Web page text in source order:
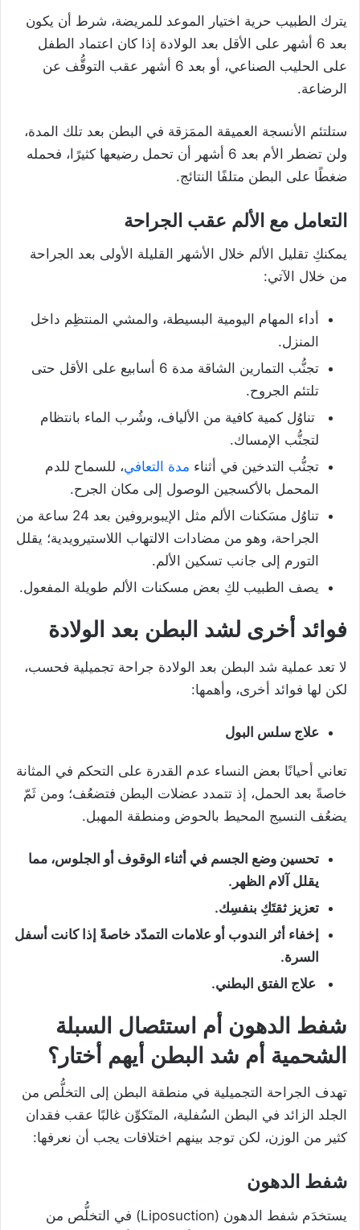
يترك الطبيب حرية اختيار الموعد للمريضة، شرط أن يكون
بعد 6 أشهر على الأقل بعد الولادة إذا كان اعتماد الطفل
على الحليب الصناعي، أو بعد 6 أشهر عقب التوقُّف عن
الرضاعة.
ستلتئم الأنسجة العميقة الممَزقة في البطن بعد تلك المدة،
ولن تضطر الأم بعد 6 أشهر أن تحمل رضيعها كثيرًا، فحمله
ضغطًا على البطن متلفًا النتائج.
التعامل مع الألم عقب الجراحة
يمكنكِ تقليل الألم خلال الأشهر القليلة الأولى بعد الجراحة
من خلال الآتي:
أداء المهام اليومية البسيطة، والمشي المنتظِم داخل
المنزل.
تجنُّب التمارين الشاقة مدة 6 أسابيع على الأقل حتى
تلتئم الجروح.
تناوُل كمية كافية من الألياف، وشُرب الماء بانتظام
لتجنُّب الإمساك.
تجنُّب التدخين في أثناء مدة التعافي، للسماح للدم
المحمل بالأكسجين الوصول إلى مكان الجرح.
تناوُل مسَكنات الألم مثل الإيبوبروفين بعد 24 ساعة من
الجراحة، وهو من مضادات الالتهاب اللاستيرويدية؛ يقلل
التورم إلى جانب تسكين الألم.
يصف الطبيب لكِ بعض مسكنات الألم طويلة المفعول.
فوائد أخرى لشد البطن بعد الولادة
لا تعد عملية شد البطن بعد الولادة جراحة تجميلية فحسب،
لكن لها فوائد أخرى، وأهمها:
علاج سلس البول
تعاني أحيانًا بعض النساء عدم القدرة على التحكم في المثانة
خاصةً بعد الحمل، إذ تتمدد عضلات البطن فتضعُف؛ ومن ثَمّ
يضعُف النسيج المحيط بالحوض ومنطقة المهبل.
تحسين وضع الجسم في أثناء الوقوف أو الجلوس، مما
يقلل آلام الظهر.
تعزيز ثقتَكِ بنفسِك.
إخفاء أثر الندوب أو علامات التمدّد خاصةً إذا كانت أسفل
السرة.
علاج الفتق البطني.
شفط الدهون أم استئصال السبلة
الشحمية أم شد البطن أيهم أختار؟
تهدف الجراحة التجميلية في منطقة البطن إلى التخلُّص من
الجلد الزائد في البطن السُفلية، المتَكوِّن غالبًا عقب فقدان
كثير من الوزن، لكن توجد بينهم اختلافات يجب أن نعرفها:
شفط الدهون
يستخدَم شفط الدهون (Liposuction) في التخلُّص من